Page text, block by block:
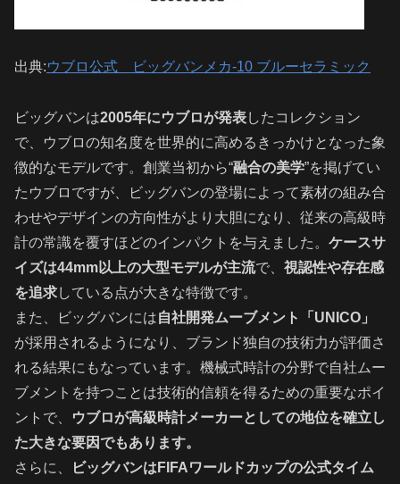
出典:ウブロ公式 ビッグバンメカ-10 ブルーセラミック
ビッグバンは2005年にウブロが発表したコレクション
で、ウブロの知名度を世界的に高めるきっかけとなった象
徴的なモデルです。創業当初から“融合の美学”を掲げてい
たウブロですが、ビッグバンの登場によって素材の組み合
わせやデザインの方向性がより大胆になり、従来の高級時
計の常識を覆すほどのインパクトを与えました。 ケースサ
イズは44mm以上の大型モデルが主流で、 視認性や存在感
を追求している点が大きな特徴です。
また、ビッグバンには自社開発ムーブメント「UNICO」
が採用されるようになり、ブランド独自の技術力が評価さ
れる結果にもなっています。機械式時計の分野で自社ムー
ブメントを持つことは技術的信頼を得るための重要なポイ
ントで、
ウブロが高級時計メーカーとしての地位を確立し
た大きな要因でもあります。
さらに、
ビッグバンはFIFAワールドカップの公式タイム